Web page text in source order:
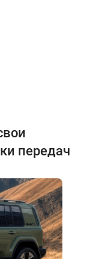
передач